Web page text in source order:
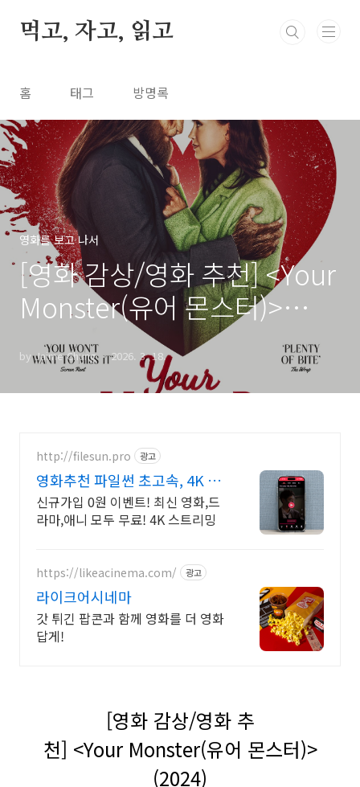
먹고, 자고, 읽고
홈 태그 방명록
영화를 보고 나서
[영화 감상/영화 추천] <Your
Monster(유어 몬스터)>
(2024)
by Jaime Chung 2026. 3. 18.
http://filesun.pro 광고
영화추천 파일썬 초고속, 4K 실
시간 보기!
신규가입 0원 이벤트! 최신 영화,드
라마,애니 모두 무료! 4K 스트리밍
https://likeacinema.com/ 광고
라이크어시네마
갓 튀긴 팝콘과 함께 영화를 더 영화
답게!
[영화 감상/영화 추
천] <Your Monster(유어 몬스터)>
(2024)